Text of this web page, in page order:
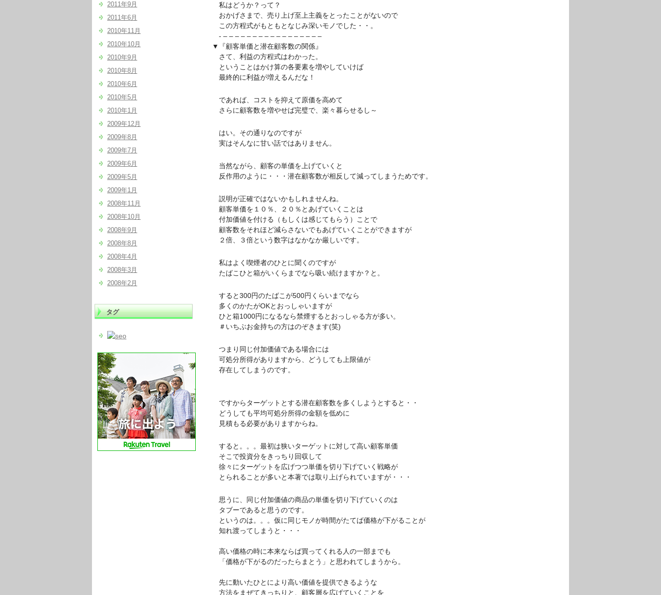
私はどうか？って？
おかげさまで、売り上げ至上主義をとったことがないので
この方程式がもともとなじみ深いモノでした・・。
- – – – – – – – – – – – – – – – – –
▼『顧客単価と潜在顧客数の関係』
さて、利益の方程式はわかった。
ということはかけ算の各要素を増やしていけば
最終的に利益が増えるんだな！
であれば、コストを抑えて原価を高めて
さらに顧客数を増やせば完璧で、楽々暮らせるし～
はい。その通りなのですが
実はそんなに甘い話ではありません。
当然ながら、顧客の単価を上げていくと
反作用のように・・・潜在顧客数が相反して減ってしまうためです。
説明が正確ではないかもしれませんね。
顧客単価を１０％、２０％とあげていくことは
付加価値を付ける（もしくは感じてもらう）ことで
顧客数をそれほど減らさないでもあげていくことができますが
２倍、３倍という数字はなかなか厳しいです。
私はよく喫煙者のひとに聞くのですが
たばこひと箱がいくらまでなら吸い続けますか？と。
すると300円のたばこが500円くらいまでなら
多くのかたがOKとおっしゃいますが
ひと箱1000円になるなら禁煙するとおっしゃる方が多い。
＃いちぶお金持ちの方はのぞきます(笑)
つまり同じ付加価値である場合には
可処分所得がありますから、どうしても上限値が
存在してしまうのです。
ですからターゲットとする潜在顧客数を多くしようとすると・・
どうしても平均可処分所得の金額を低めに
見積もる必要がありますからね。
すると。。。最初は狭いターゲットに対して高い顧客単価
そこで投資分をきっちり回収して
徐々にターゲットを広げつつ単価を切り下げていく戦略が
とられることが多いと本著では取り上げられていますが・・・
思うに、同じ付加価値の商品の単価を切り下げていくのは
タブーであると思うのです。
というのは。。。仮に同じモノが時間がたてば価格が下がることが
知れ渡ってしまうと・・・
高い価格の時に本来ならば買ってくれる人の一部までも
「価格が下がるのだったらまとう」と思われてしまうから。
先に動いたひとにより高い価値を提供できるような
方法をまぜてきっちりと、顧客層を広げていくことを
2011年9月
2011年6月
2010年11月
2010年10月
2010年9月
2010年8月
2010年6月
2010年5月
2010年1月
2009年12月
2009年8月
2009年7月
2009年6月
2009年5月
2009年1月
2008年11月
2008年10月
2008年9月
2008年8月
2008年4月
2008年3月
2008年2月
タグ